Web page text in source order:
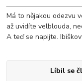
Má to nějakou odezvu
až uvidíte velblouda,
A teď se napijte.
Líbil se